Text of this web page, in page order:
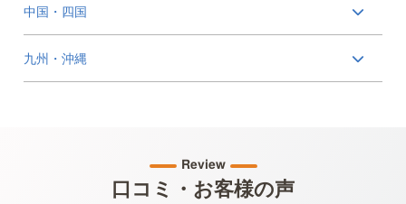
中国・四国
九州・沖縄
Review
口コミ・お客様の声